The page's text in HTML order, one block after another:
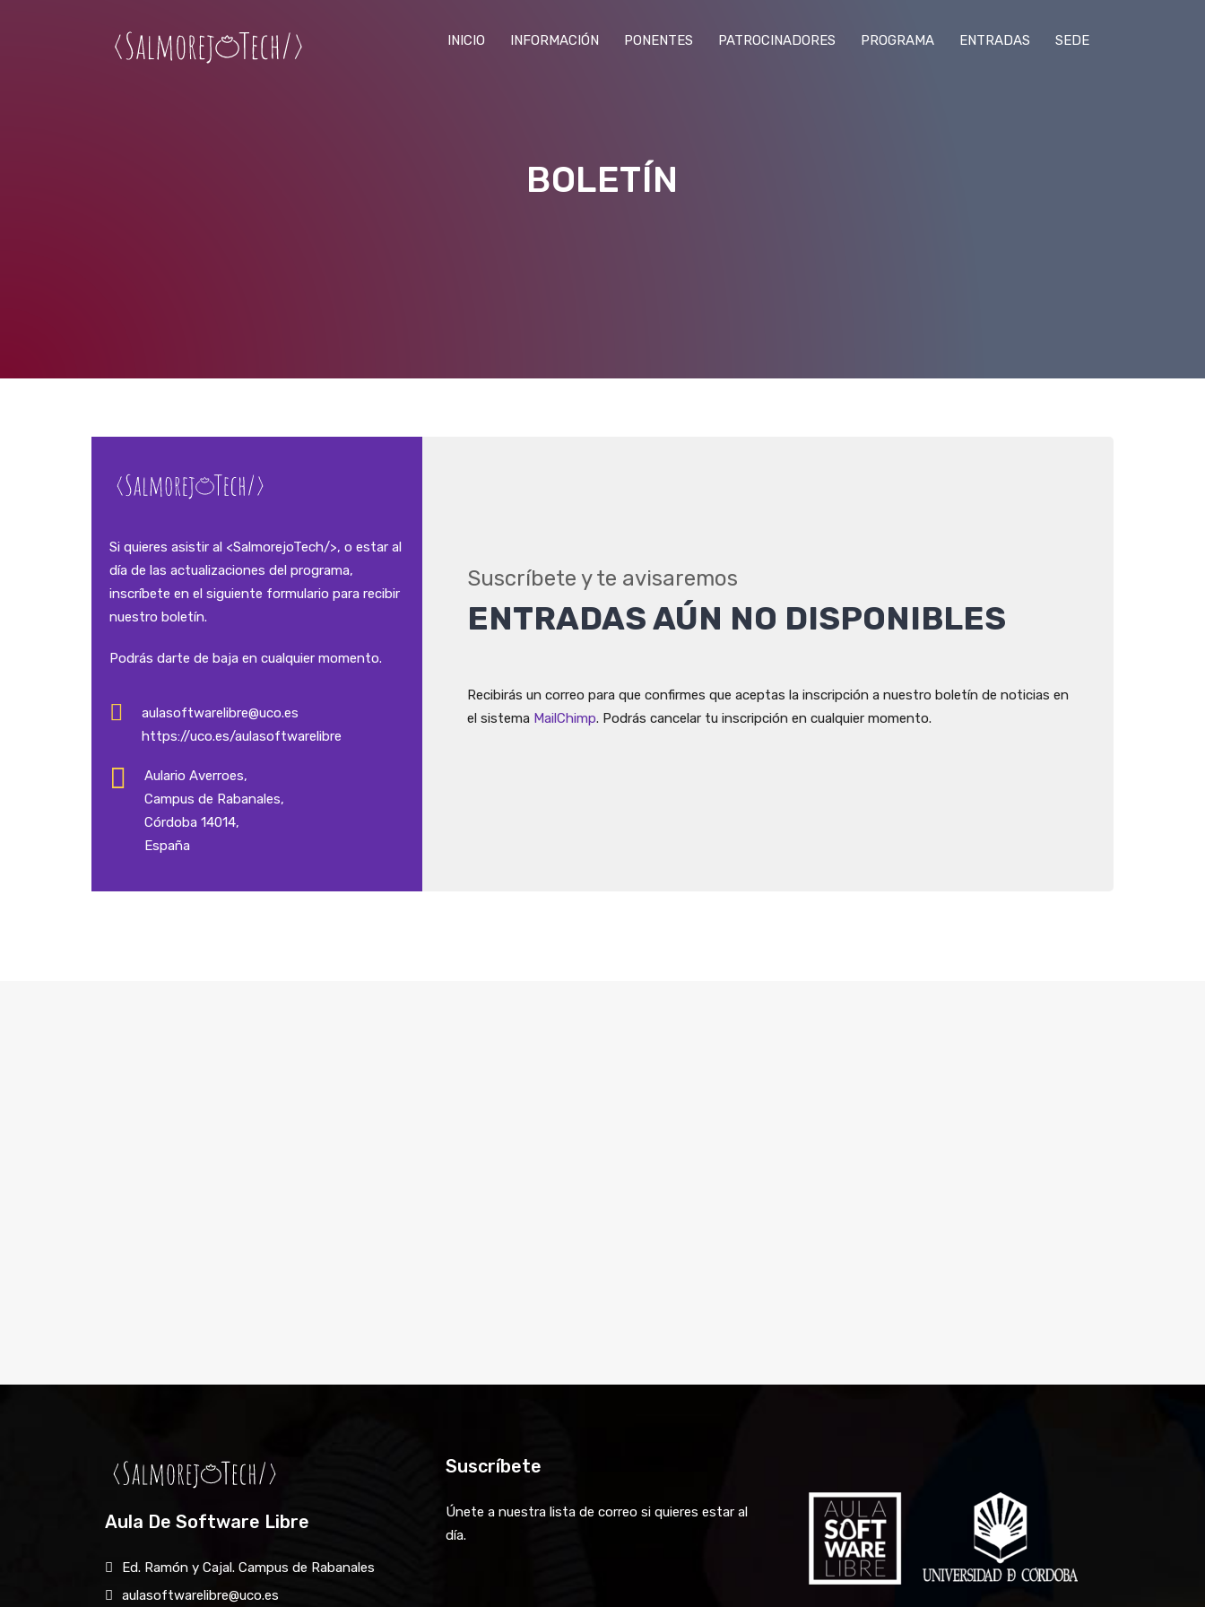
INICIO INFORMACIÓN PONENTES PATROCINADORES PROGRAMA ENTRADAS SEDE
BOLETÍN
Si quieres asistir al <SalmorejoTech/>, o estar al
día de las actualizaciones del programa,
inscríbete en el siguiente formulario para recibir
nuestro boletín.
Podrás darte de baja en cualquier momento.
aulasoftwarelibre@uco.es
https://uco.es/aulasoftwarelibre
Aulario Averroes,
Campus de Rabanales,
Córdoba 14014,
España
Suscríbete y te avisaremos
ENTRADAS AÚN NO DISPONIBLES
Recibirás un correo para que confirmes que aceptas la inscripción a nuestro boletín de noticias en
el sistema MailChimp. Podrás cancelar tu inscripción en cualquier momento.
Aula De Software Libre
Ed. Ramón y Cajal. Campus de Rabanales
aulasoftwarelibre@uco.es
Suscríbete
Únete a nuestra lista de correo si quieres estar al
día.